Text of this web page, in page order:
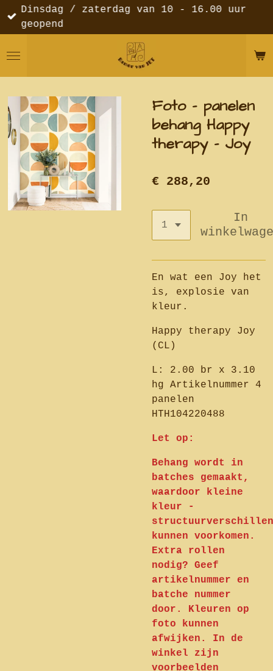
Ga
direct
de
Dinsdag / zaterdag van 10 - 16.00 uur
geopend
Foto - panelen
behang Happy
therapy - Joy
€ 288,20
In
En wat een Joy het
is, explosie van
kleur.
Happy therapy Joy
(CL)
L: 2.00 br x 3.10
hg Artikelnummer 4
panelen
HTH104220488
Let op:
Behang wordt in
batches gemaakt,
waardoor kleine
kleur -
structuurverschillen
kunnen voorkomen.
Extra rollen
nodig? Geef
artikelnummer en
batche nummer
door. Kleuren op
foto kunnen
afwijken. In de
winkel zijn
voorbeelden